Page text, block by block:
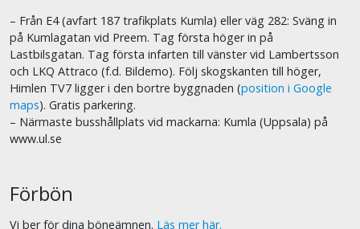
– Från E4 (avfart 187 trafikplats Kumla) eller väg 282: Sväng in
på Kumlagatan vid Preem. Tag första höger in på
Lastbilsgatan. Tag första infarten till vänster vid Lambertsson
och LKQ Attraco (f.d. Bildemo). Följ skogskanten till höger,
Himlen TV7 ligger i den bortre byggnaden (position i Google
maps). Gratis parkering.
– Närmaste busshållplats vid mackarna: Kumla (Uppsala) på
www.ul.se
Förbön
Vi ber för dina böneämnen. Läs mer här.